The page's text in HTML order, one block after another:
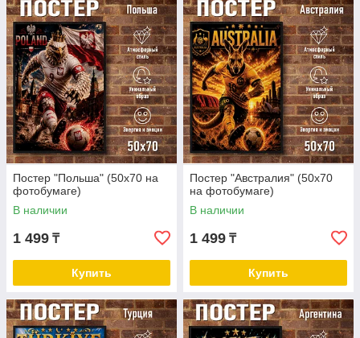
Постер "Польша" (50х70 на
фотобумаге)
В наличии
1 499 ₸
Купить
Постер "Австралия" (50х70
на фотобумаге)
В наличии
1 499 ₸
Купить